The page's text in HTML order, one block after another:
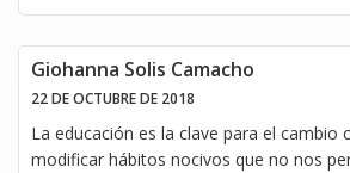
Giohanna Solis Camacho
22 DE OCTUBRE DE 2018
La educación es la clave para el cambio
modificar hábitos nocivos que no nos